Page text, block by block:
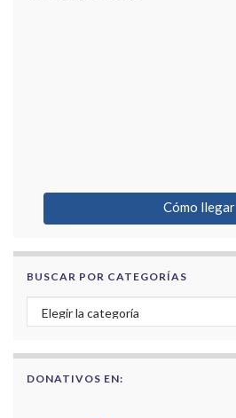
Cómo llegar
BUSCAR POR CATEGORÍAS
Buscar por categorías
DONATIVOS EN: